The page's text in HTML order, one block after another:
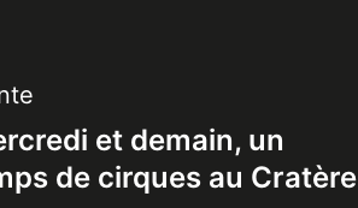
et demain, un
de cirques au Cratère